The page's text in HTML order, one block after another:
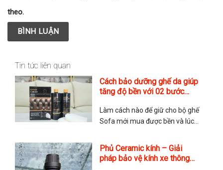
theo.
Tin tức liên quan
Cách bảo dưỡng ghế da giúp
tăng độ bền với 02 bước
Clinic
Làm cách nào để giữ cho bộ ghế
Sofa mới mua được bền và lúc
rất nhiều quý anh chị khi tìm đến
với TMA Store. Các chăm sóc
ghế da có phức tạp không?
Phủ Ceramic kính – Giải
pháp bảo vệ kính xe thông